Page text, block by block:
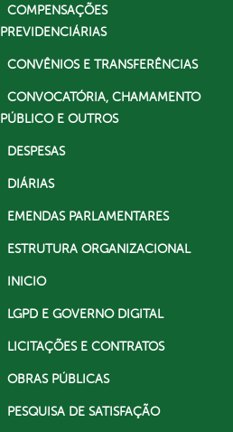
COMPENSAÇÕES
PREVIDENCIÁRIAS
CONVÊNIOS E TRANSFERÊNCIAS
CONVOCATÓRIA, CHAMAMENTO
PÚBLICO E OUTROS
DESPESAS
DIÁRIAS
EMENDAS PARLAMENTARES
ESTRUTURA ORGANIZACIONAL
INICIO
LGPD E GOVERNO DIGITAL
LICITAÇÕES E CONTRATOS
OBRAS PÚBLICAS
PESQUISA DE SATISFAÇÃO